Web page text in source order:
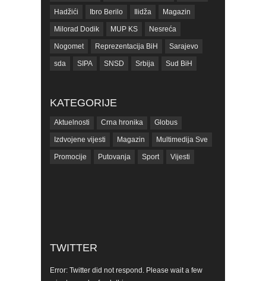
Hadžići Ibro Berilo Ilidža Magazin
Milorad Dodik MUP KS Nesreća
Nogomet Reprezentacija BiH Sarajevo
sda SIPA SNSD Srbija Sud BiH
Tužilaštvo KS ubistvo
KATEGORIJE
Aktuelnosti Crna hronika Globus
Izdvojene vijesti Magazin Multimedija Sve
Promocije Putovanja Sport Vijesti
TWITTER
Error: Twitter did not respond. Please wait a few